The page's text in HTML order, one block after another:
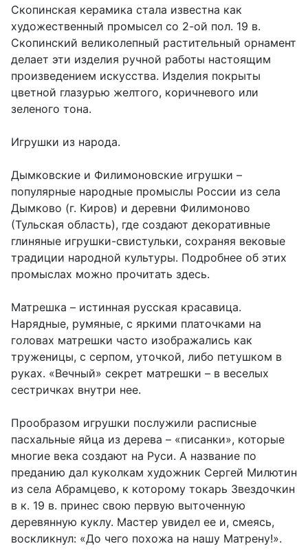
Скопинская керамика стала известна как
художественный промысел со 2-ой пол. 19 в.
Скопинский великолепный растительный орнамент
делает эти изделия ручной работы настоящим
произведением искусства. Изделия покрыты
цветной глазурью желтого, коричневого или
зеленого тона.
Игрушки из народа.
Дымковские и Филимоновские игрушки –
популярные народные промыслы России из села
Дымково (г. Киров) и деревни Филимоново
(Тульская область), где создают декоративные
глиняные игрушки-свистульки, сохраняя вековые
традиции народной культуры. Подробнее об этих
промыслах можно прочитать здесь.
Матрешка – истинная русская красавица.
Нарядные, румяные, с яркими платочками на
головах матрешки часто изображались как
труженицы, с серпом, уточкой, либо петушком в
руках. «Вечный» секрет матрешки – в веселых
сестричках внутри нее.
Прообразом игрушки послужили расписные
пасхальные яйца из дерева – «писанки», которые
многие века создают на Руси. А название по
преданию дал куколкам художник Сергей Милютин
из села Абрамцево, к которому токарь Звездочкин
в к. 19 в. принес свою первую выточенную
деревянную куклу. Мастер увидел ее и, смеясь,
воскликнул: «До чего похожа на нашу Матрену!».